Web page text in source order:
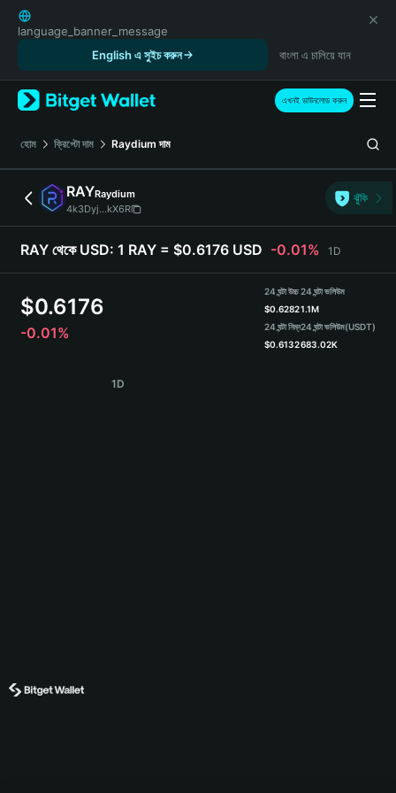
English
日本語
Русский
Español (Latinoamérica)
Türkçe
Italiano
Deutsch
简体中文
繁體中文
Português (Portugal)
हिन्दी
Español (Argentina)
language_banner_message
English এ সুইচ করুন
বাংলা এ চালিয়ে যান
এখনই ডাউনলোড করুন
হোম ক্রিপ্টো দাম Raydium দাম
RAYRaydium
4k3Dyj...kX6R
ঝুঁকি
RAY থেকে USD: 1 RAY = $0.6176 USD -0.01% 1D
$0.6176
-0.01%
24 ঘন্টা উচ্চ
$0.6282
24 ঘন্টা নিম্ন
$0.6132
24 ঘন্টা ভলিউম
1.1M
24 ঘন্টা ভলিউম(USDT)
683.02K
1D